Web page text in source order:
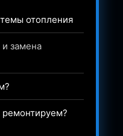
отопления
замена